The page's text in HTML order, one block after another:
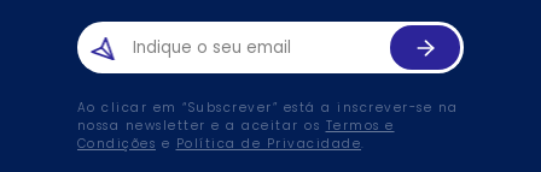
Ao clicar em “Subscrever” está a inscrever-se na
nossa newsletter e a aceitar os Termos e
Condições e Política de Privacidade.